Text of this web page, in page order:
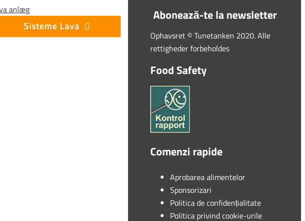
Sisteme Lava
Abonează-te la newsletter
Ophavsret © Tunetanken 2020. Alle
rettigheder forbeholdes
Food Safety
Comenzi rapide
Aprobarea alimentelor
Sponsorizari
Politica de confidențialitate
Politica privind cookie-urile